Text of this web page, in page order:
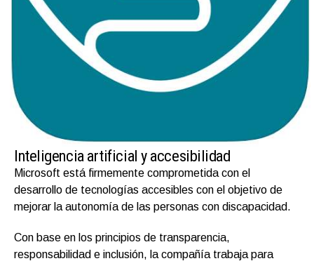
Inteligencia artificial y accesibilidad
Microsoft está firmemente comprometida con el
desarrollo de tecnologías accesibles con el objetivo de
mejorar la autonomía de las personas con discapacidad.
Con base en los principios de transparencia,
responsabilidad e inclusión, la compañía trabaja para